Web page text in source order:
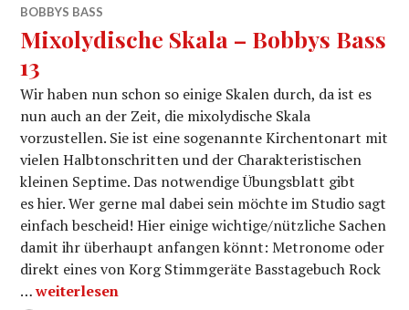
BOBBYS BASS
Mixolydische Skala – Bobbys Bass
13
Wir haben nun schon so einige Skalen durch, da ist es
nun auch an der Zeit, die mixolydische Skala
vorzustellen. Sie ist eine sogenannte Kirchentonart mit
vielen Halbtonschritten und der Charakteristischen
kleinen Septime. Das notwendige Übungsblatt gibt
es hier. Wer gerne mal dabei sein möchte im Studio sagt
einfach bescheid! Hier einige wichtige/nützliche Sachen
damit ihr überhaupt anfangen könnt: Metronome oder
direkt eines von Korg Stimmgeräte Basstagebuch Rock
…Mixolydische Skala – Bobbys Bass 13
weiterlesen